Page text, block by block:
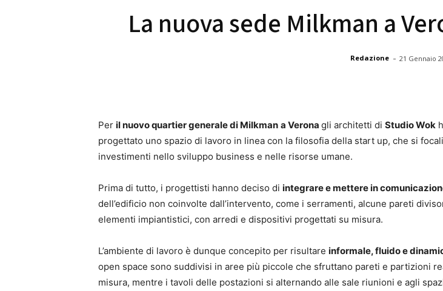
La nuova sede Milkman a
Redazione - 21 Gennaio
Per il nuovo quartier generale di Milkman a Verona gli architetti di Studio Wok
progettato uno spazio di lavoro in linea con la filosofia della start up, che si
investimenti nello sviluppo business e nelle risorse umane.
Prima di tutto, i progettisti hanno deciso di integrare e mettere in
dell’edificio non coinvolte dall’intervento, come i serramenti, alcune pareti
elementi impiantistici, con arredi e dispositivi progettati su misura.
L’ambiente di lavoro è dunque concepito per risultare informale, fluido e
open space sono suddivisi in aree più piccole che sfruttano pareti e partizioni
misura, mentre i tavoli delle postazioni si alternando alle sale riunioni e agli